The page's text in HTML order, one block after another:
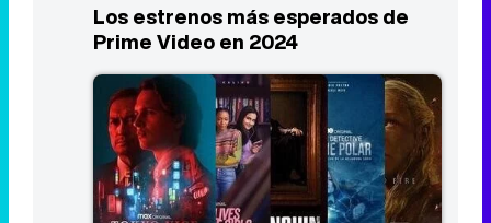
Los estrenos más esperados de
Prime Video en 2024